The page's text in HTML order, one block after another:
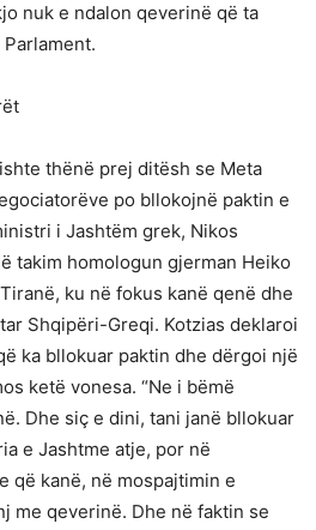
nuk e ndalon qeverinë që ta
thënë prej ditësh se Meta
po bllokojnë paktin e
i Jashtëm grek, Nikos
takim homologun gjerman Heiko
ku në fokus kanë qenë dhe
Shqipëri-Greqi. Kotzias deklaroi
ka bllokuar paktin dhe dërgoi një
ketë vonesa. “Ne i bëmë
Dhe siç e dini, tani janë bllokuar
e Jashtme atje, por në
që kanë, në mospajtimin e
me qeverinë. Dhe në faktin se